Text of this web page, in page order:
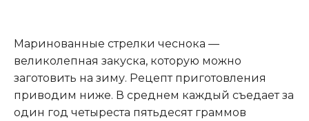
Маринованные стрелки чеснока —
великолепная закуска, которую можно
заготовить на зиму. Рецепт приготовления
приводим ниже. В среднем каждый съедает за
один год четыреста пятьдесят граммов